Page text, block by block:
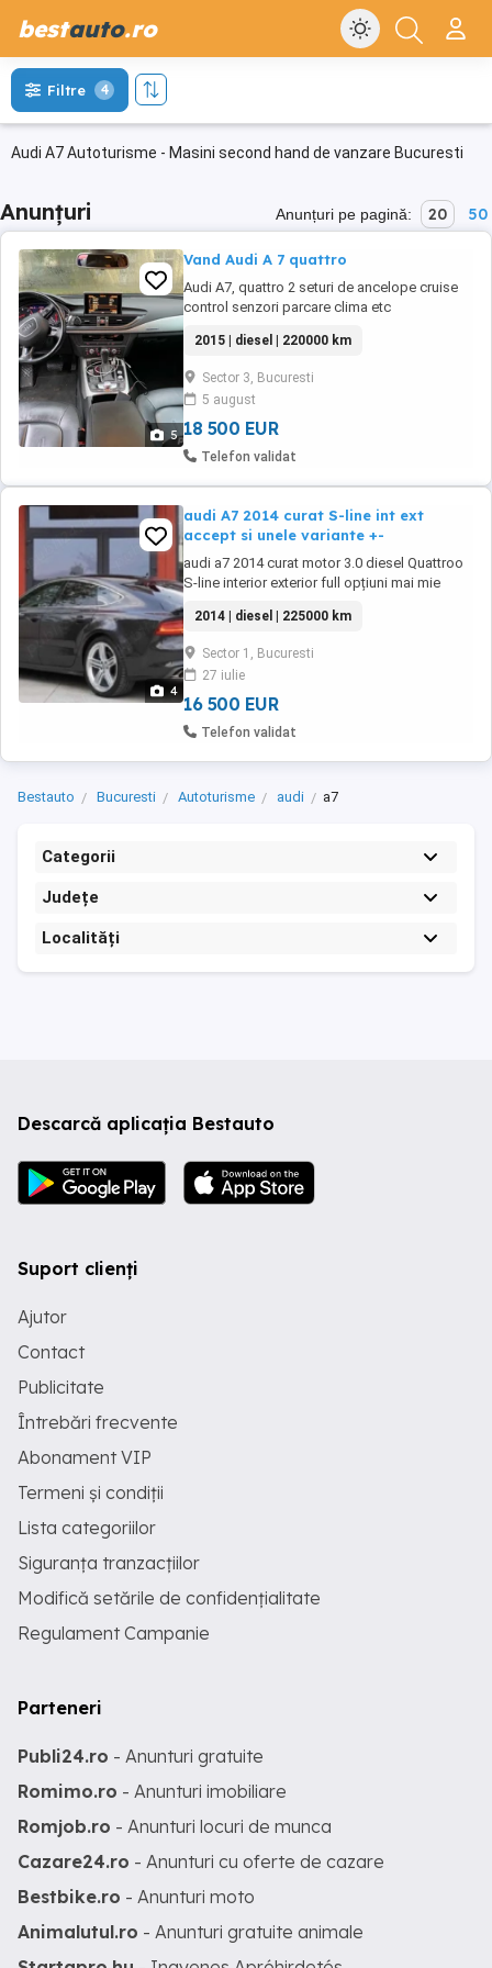
bestauto.ro
Audi A7 Autoturisme - Masini second hand de vanzare Bucuresti
Filtre 4
Anunțuri Anunțuri pe pagină: 20 50
5
Vand Audi A 7 quattro
Audi A7, quattro 2 seturi de ancelope cruise
control senzori parcare clima etc
2015 | diesel | 220000 km
Sector 3, Bucuresti
5 august
18 500 EUR
Telefon validat
4
audi A7 2014 curat S-line int ext
accept si unele variante +-
audi a7 2014 curat motor 3.0 diesel Quattroo
S-line interior exterior full opțiuni mai mie
corecte tel
2014 | diesel | 225000 km
Sector 1, Bucuresti
27 iulie
16 500 EUR
Telefon validat
Bestauto Bucuresti Autoturisme audi a7
Categorii
Județe
Localități
Descarcă aplicația Bestauto
Suport clienți
Ajutor
Contact
Publicitate
Întrebări frecvente
Abonament VIP
Termeni și condiții
Lista categoriilor
Siguranța tranzacțiilor
Modifică setările de confidențialitate
Regulament Campanie
Parteneri
Publi24.ro - Anunturi gratuite
Romimo.ro - Anunturi imobiliare
Romjob.ro - Anunturi locuri de munca
Cazare24.ro - Anunturi cu oferte de cazare
Bestbike.ro - Anunturi moto
Animalutul.ro - Anunturi gratuite animale